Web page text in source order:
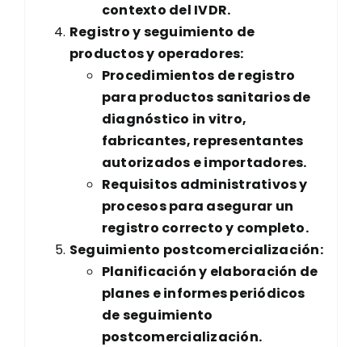
contexto del IVDR.
Registro y seguimiento de
productos y operadores:
Procedimientos de registro
para productos sanitarios de
diagnóstico in vitro,
fabricantes, representantes
autorizados e importadores.
Requisitos administrativos y
procesos para asegurar un
registro correcto y completo.
Seguimiento postcomercialización:
Planificación y elaboración de
planes e informes periódicos
de seguimiento
postcomercialización.